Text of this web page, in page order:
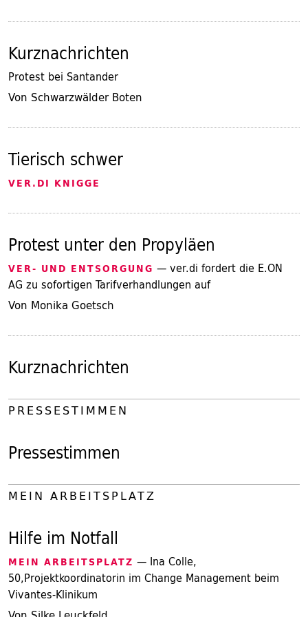
Kurznachrichten
Protest bei Santander
Von Schwarzwälder Boten
Tierisch schwer
VER.DI KNIGGE
Protest unter den Propyläen
VER- UND ENTSORGUNG — ver.di fordert die E.ON
AG zu sofortigen Tarifverhandlungen auf
Von Monika Goetsch
Kurznachrichten
PRESSESTIMMEN
Pressestimmen
MEIN ARBEITSPLATZ
Hilfe im Notfall
MEIN ARBEITSPLATZ — Ina Colle,
50,Projektkoordinatorin im Change Management beim
Vivantes-Klinikum